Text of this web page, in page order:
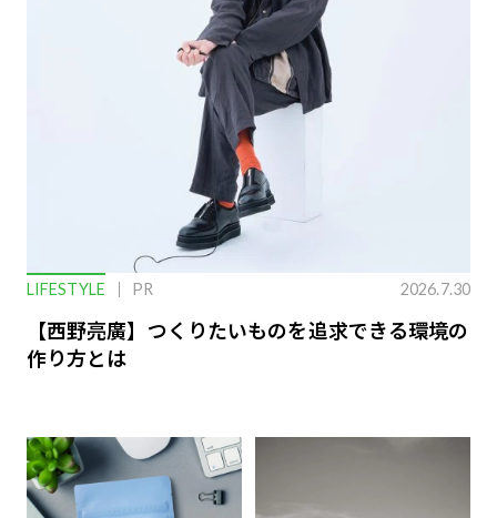
LIFESTYLE PR 2026.7.30
【西野亮廣】つくりたいものを追求できる環境の
作り方とは